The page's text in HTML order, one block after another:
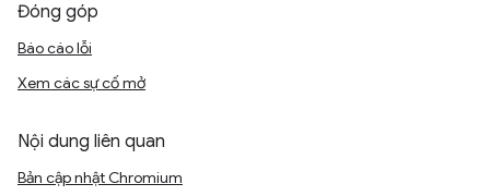
Đóng góp
Báo cáo lỗi
Xem các sự cố mở
Nội dung liên quan
Bản cập nhật Chromium